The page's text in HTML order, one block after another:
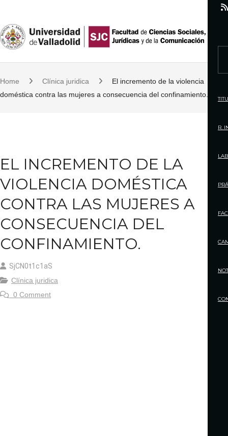
i
t
o
c
n
t
Home Clínica juridica
El incremento de la violencia
doméstica contra las mujeres a consecuencia del confinamiento.
EL INCREMENTO DE LA
VIOLENCIA DOMÉSTICA
CONTRA LAS MUJERES A
CONSECUENCIA DEL
CONFINAMIENTO.
SjCN0t1c1aS
Clínica juridica
0 Comment
r
h
o
:
R.